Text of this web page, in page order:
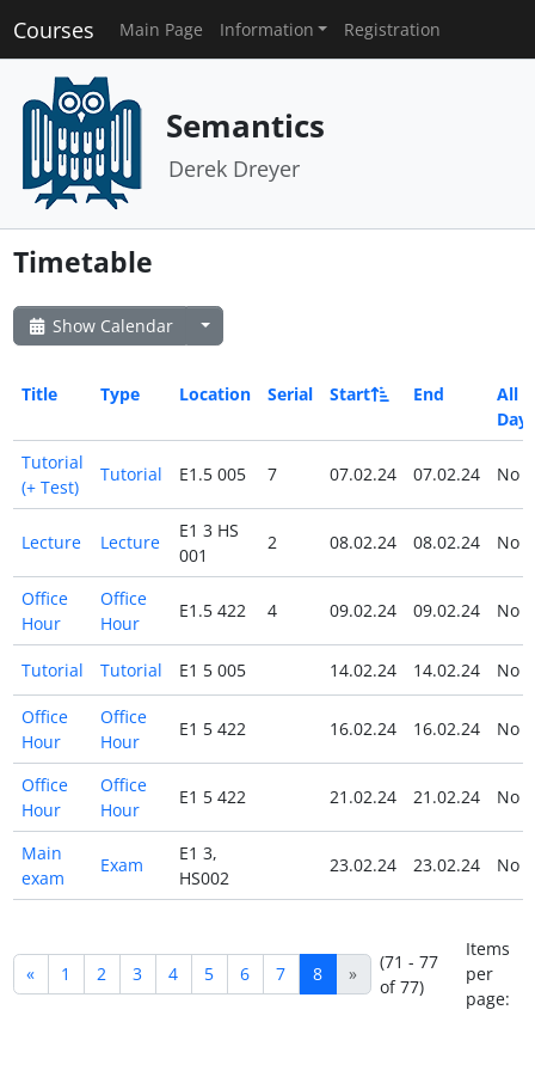
Courses Main Page Information Registration
Semantics
Derek Dreyer
Timetable
Show Calendar
Title Type Location Serial Start End
All
Day
Tutorial
(+ Test)
Tutorial E1.5 005 7 07.02.24 07.02.24 No
Lecture Lecture
E1 3 HS
001
2 08.02.24 08.02.24 No
Office
Hour
Office
Hour
E1.5 422 4 09.02.24 09.02.24 No
Tutorial Tutorial E1 5 005 14.02.24 14.02.24 No
Office
Hour
Office
Hour
E1 5 422 16.02.24 16.02.24 No
Office
Hour
Office
Hour
E1 5 422 21.02.24 21.02.24 No
Main
exam
Exam
E1 3,
HS002
23.02.24 23.02.24 No
« 1 2 3 4 5 6 7 8 »
(71 - 77
of 77)
Items
per
page: